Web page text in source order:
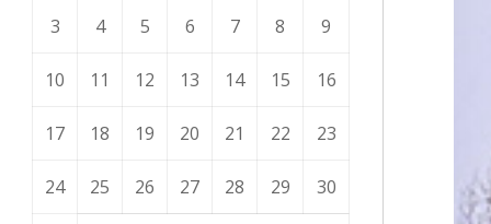
3 4 5 6 7 8 9
10 11 12 13 14 15 16
17 18 19 20 21 22 23
24 25 26 27 28 29 30